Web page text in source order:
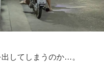
してしまうのか…。